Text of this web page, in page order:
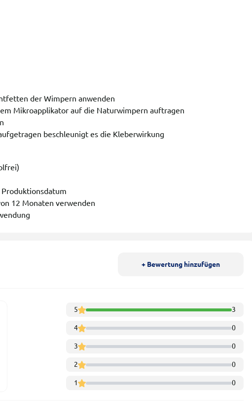
der Wimpern anwenden
Mikroapplikator auf die Naturwimpern auftragen
beschleunigt es die Kleberwirkung
12 Monaten verwenden
+ Bewertung hinzufügen
5 3
4 0
3 0
2 0
1 0